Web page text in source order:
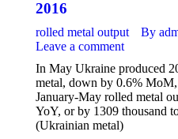
2016
rolled metal output By
Leave a comment
In May Ukraine produced
metal, down by 0.6%
January-May rolled metal
YoY, or by 1309 thousand
(Ukrainian metal)